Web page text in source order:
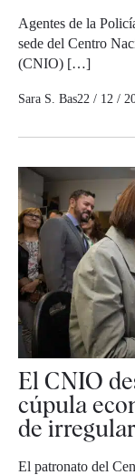
Agentes de la
sede del Centro
(CNIO) […]
Sara S. Bas22 / 12 /
El CNIO
cúpula
de
El patronato del